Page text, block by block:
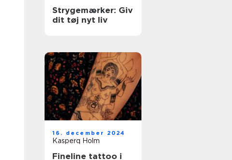
Strygemærker: Giv
dit tøj nyt liv
16. december 2024
Kasperq Holm
Fineline tattoo i